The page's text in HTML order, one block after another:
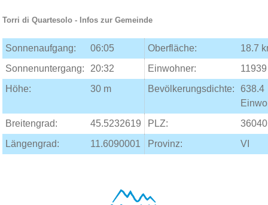
Torri di Quartesolo - Infos zur Gemeinde
Sonnenaufgang: 06:05 Oberfläche:
18.7
Sonnenuntergang:
20:32 Einwohner:
11939
Höhe:
30 m Bevölkerungsdichte:
638.4
Breitengrad:
45.5232619 PLZ:
36040
Längengrad:
11.6090001 Provinz: VI